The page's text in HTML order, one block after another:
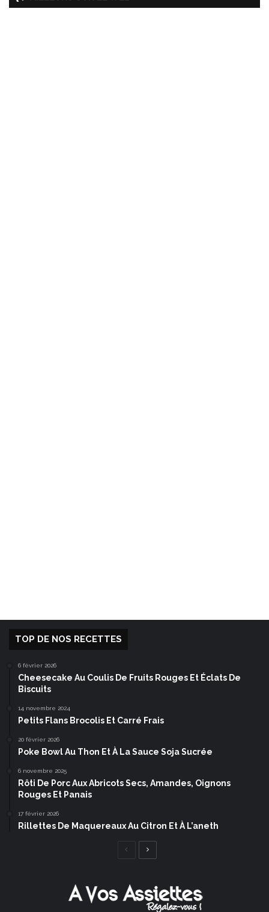
TOP DE NOS RECETTES
6 février 2026
Cheesecake Au Coulis De Fruits Rouges Et Éclats De
Biscuits
14 novembre 2024
Petits Flans Brocolis Et Carré Frais
20 février 2026
Poke Bowl Au Thon Et À La Sauce Soja Sucrée
6 novembre 2025
Rôti De Porc Aux Abricots Secs, Amandes, Oignons
Rouges Et Panais
17 février 2026
Rillettes De Maquereaux Au Citron Et À L’aneth
Page